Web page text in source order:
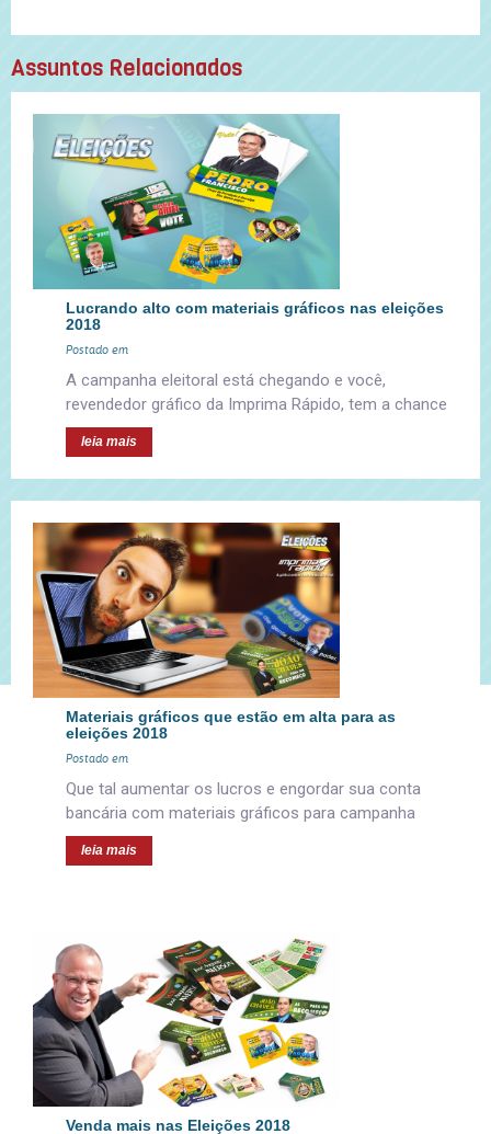
Assuntos Relacionados
Lucrando alto com materiais gráficos nas eleições
2018
Postado em
A campanha eleitoral está chegando e você,
revendedor gráfico da Imprima Rápido, tem a chance
leia mais
Materiais gráficos que estão em alta para as
eleições 2018
Postado em
Que tal aumentar os lucros e engordar sua conta
bancária com materiais gráficos para campanha
leia mais
Venda mais nas Eleições 2018